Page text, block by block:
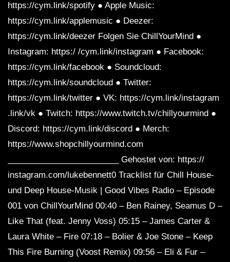
https://cym.link/spotify ● Apple Music:
https://cym.link/applemusic ● Deezer:
https://cym.link/deezer Folgen Sie ChillYourMind ●
Instagram: https:/ /cym.link/instagram ● Facebook:
https://cym.link/facebook ● Soundcloud:
https://cym.link/soundcloud ● Twitter:
https://cym.link/twitter ● VK: https://cym.link/instagram
.link/vk ● Twitch: https://www.twitch.tv/chillyourmind ●
Discord: https://cym.link/discord ● Merch:
https://www.shopchillyourmind.com
________________________ Gehostet von: https://
instagram.com/lukebennett0 Tracklist für Chill House-
und Deep House-Musik | Good Vibes Radio – Episode
001 von ChillYourMind 00:40 – Ben Rainey, Seamus D –
Like That (feat. Jenny Voss) 05:15 – James Carter &
Laura White – Fire 07:18 – Bolier & Joe Stone – Keep
This Fire Burning (Voost Remix) 09:56 – Eli & Fur –